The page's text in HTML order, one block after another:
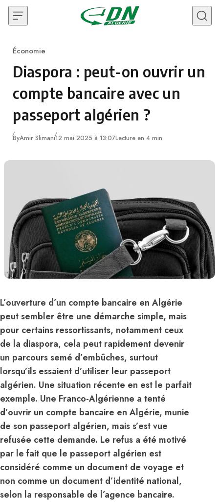
Skip to content
Category
Économie
Diaspora : peut-on ouvrir un
compte bancaire avec un
passeport algérien ?
ByAmir Slimani12 mai 2025 à 13:07Lecture en 4 min
L’ouverture d’un compte bancaire en Algérie
peut sembler être une démarche simple, mais
pour certains ressortissants, notamment ceux
de la diaspora, cela peut rapidement devenir
un parcours semé d’embûches, surtout
lorsqu’ils essaient d’utiliser leur passeport
algérien. Une situation récente en est le parfait
exemple. Une Franco-Algérienne a tenté
d’ouvrir un compte bancaire en Algérie, munie
de son passeport algérien, mais s’est vue
refusée cette demande. Le refus a été motivé
par le fait que le passeport algérien est
considéré comme un document de voyage et
non comme un document d’identité national,
selon la responsable de l’agence bancaire.